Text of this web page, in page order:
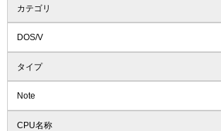
カテゴリ
DOS/V
タイプ
Note
CPU名称